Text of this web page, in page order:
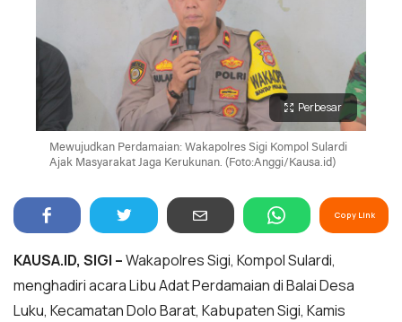
Perbesar
Mewujudkan Perdamaian: Wakapolres Sigi Kompol Sulardi
Ajak Masyarakat Jaga Kerukunan. (Foto:Anggi/Kausa.id)
Copy Link
KAUSA.ID, SIGI –Wakapolres Sigi, Kompol Sulardi,
menghadiri acara Libu Adat Perdamaian di Balai Desa
Luku, Kecamatan Dolo Barat, Kabupaten Sigi, Kamis